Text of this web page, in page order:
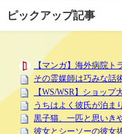
ピックアップ記事